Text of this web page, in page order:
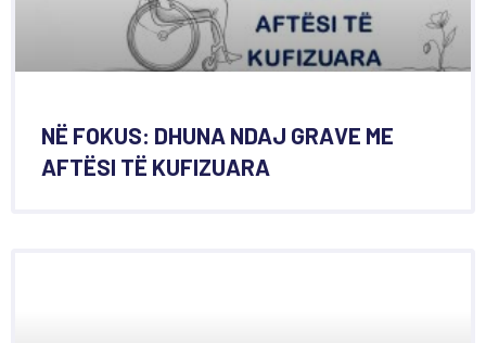
NË FOKUS: DHUNA NDAJ GRAVE ME
AFTËSI TË KUFIZUARA